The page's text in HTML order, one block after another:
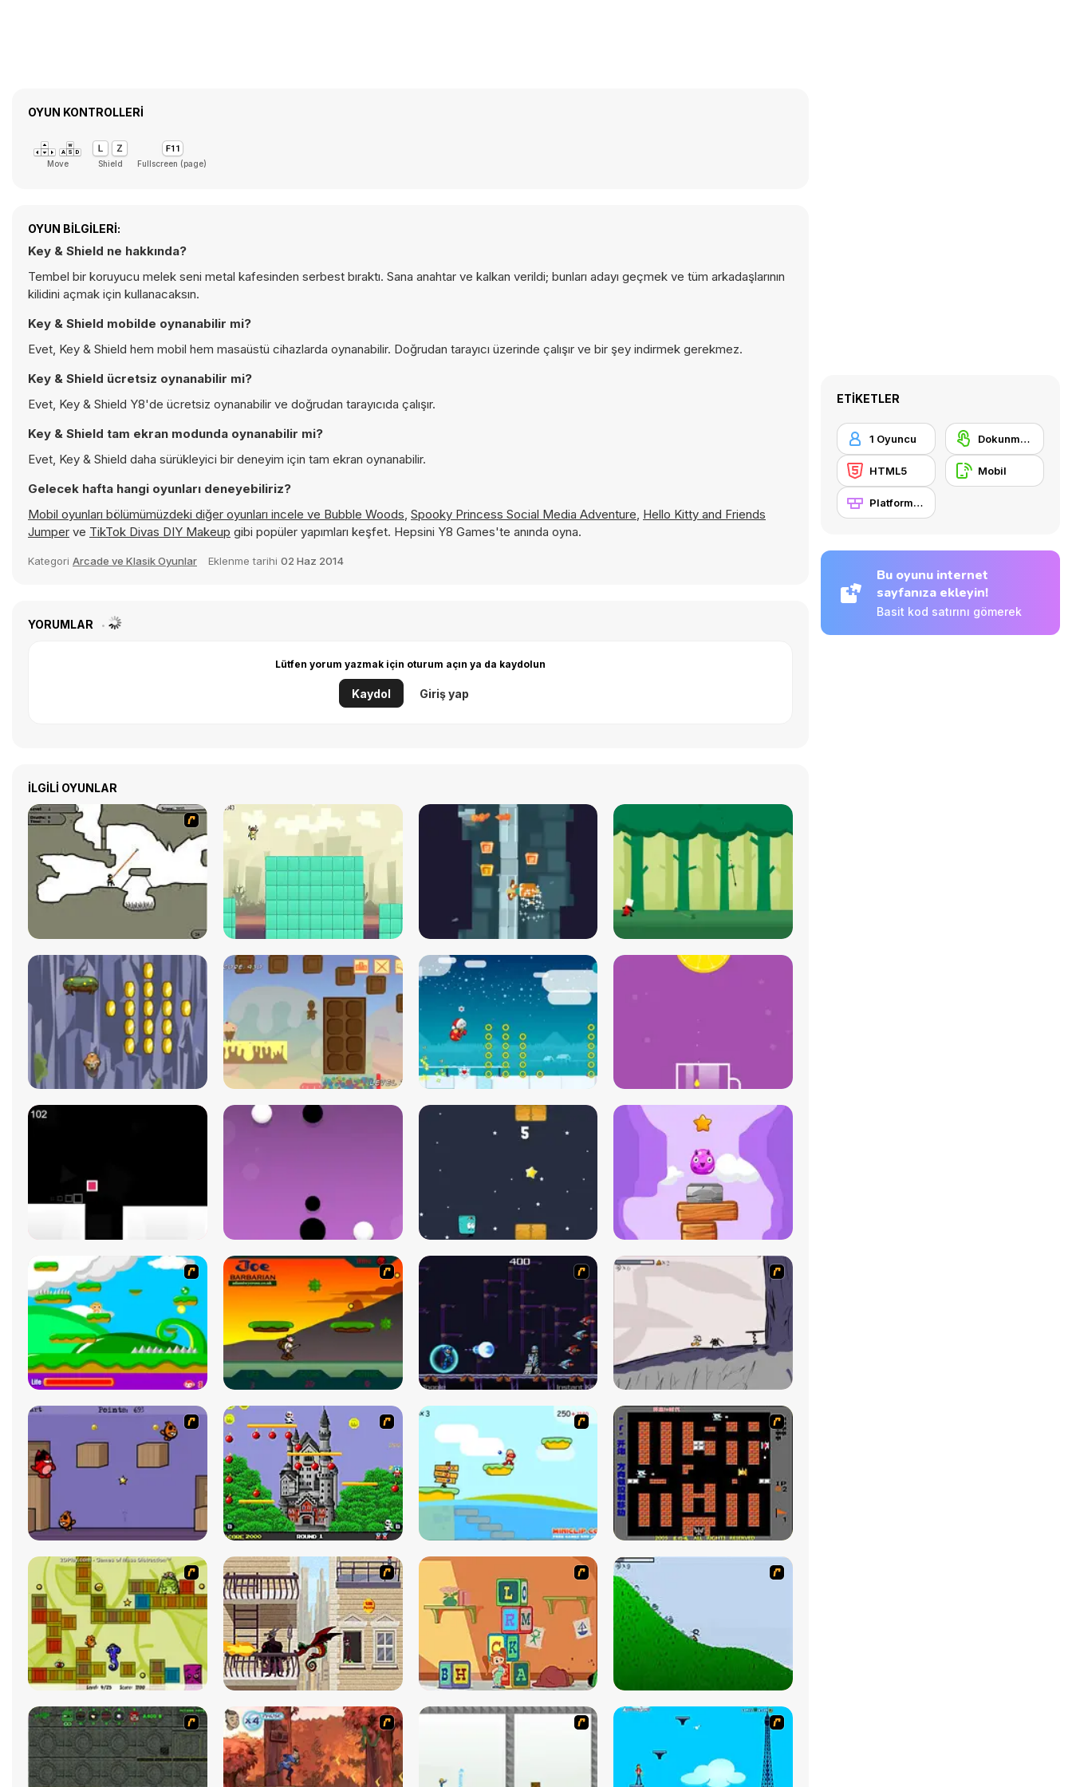
OYUN KONTROLLERI
Move Shield Fullscreen (page)
OYUN BILGILERI:
Key & Shield ne hakkında?
Tembel bir koruyucu melek seni metal kafesinden serbest bıraktı. Sana anahtar ve kalkan verildi; bunları adayı geçmek ve tüm arkadaşlarının
kilidini açmak için kullanacaksın.
Key & Shield mobilde oynanabilir mi?
Evet, Key & Shield hem mobil hem masaüstü cihazlarda oynanabilir. Doğrudan tarayıcı üzerinde çalışır ve bir şey indirmek gerekmez.
Key & Shield ücretsiz oynanabilir mi?
Evet, Key & Shield Y8'de ücretsiz oynanabilir ve doğrudan tarayıcıda çalışır.
Key & Shield tam ekran modunda oynanabilir mi?
Evet, Key & Shield daha sürükleyici bir deneyim için tam ekran oynanabilir.
Gelecek hafta hangi oyunları deneyebiliriz?
Mobil oyunları bölümümüzdeki diğer oyunları incele ve Bubble Woods, Spooky Princess Social Media Adventure, Hello Kitty and Friends
Jumper ve TikTok Divas DIY Makeup gibi popüler yapımları keşfet. Hepsini Y8 Games'te anında oyna.
Kategori Arcade ve Klasik Oyunlar Eklenme tarihi 02 Haz 2014
YORUMLAR
Lütfen yorum yazmak için oturum açın ya da kaydolun
Kaydol Giriş yap
İLGILI OYUNLAR
ETIKETLER
1 Oyuncu Dokunmatik ekran
HTML5 Mobil
Platformlar
Bu oyunu internet
sayfanıza ekleyin!
Basit kod satırını gömerek